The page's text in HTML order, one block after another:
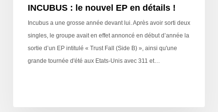
INCUBUS : le nouvel EP en détails !
Incubus a une grosse année devant lui. Après avoir sorti deux
singles, le groupe avait en effet annoncé en début d’année la
sortie d’un EP intitulé « Trust Fall (Side B) », ainsi qu'une
grande tournée d'été aux Etats-Unis avec 311 et…